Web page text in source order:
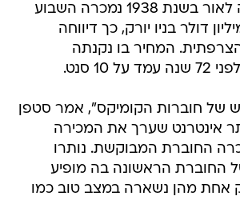
"סופרמן" שיצאה לאור בשנת 1938 נמכרה השבוע
דולר בניו יורק, כך דיווחה
הצרפתית. המחיר בו נקנתה
סנט.
של חוברות הקומיקס", אמר סטפן
אינטרנט שערך את המכירה
החוברת המבוקשת. נותרו
החוברת הראשונה בה מופיע
אחת מהן נשארה במצב טוב כמו